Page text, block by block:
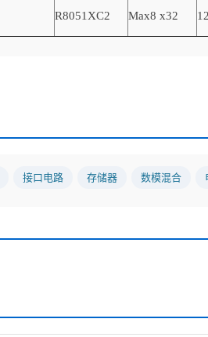
R8051XC2 Max8 x32
接口电路 存储器 数模混合